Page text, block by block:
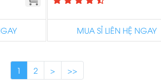
MUA SỈ LIÊN HỆ NGAY
1 2 > >>